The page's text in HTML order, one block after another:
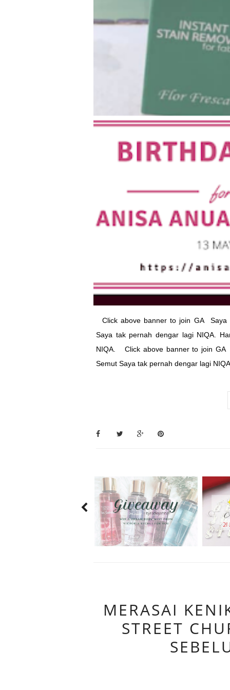
Click above banner to join GA Saya
Saya tak pernah dengar lagi NIQA.
NIQA. Click above banner to join GA
Semut Saya tak pernah dengar lagi
MERASAI
STREET